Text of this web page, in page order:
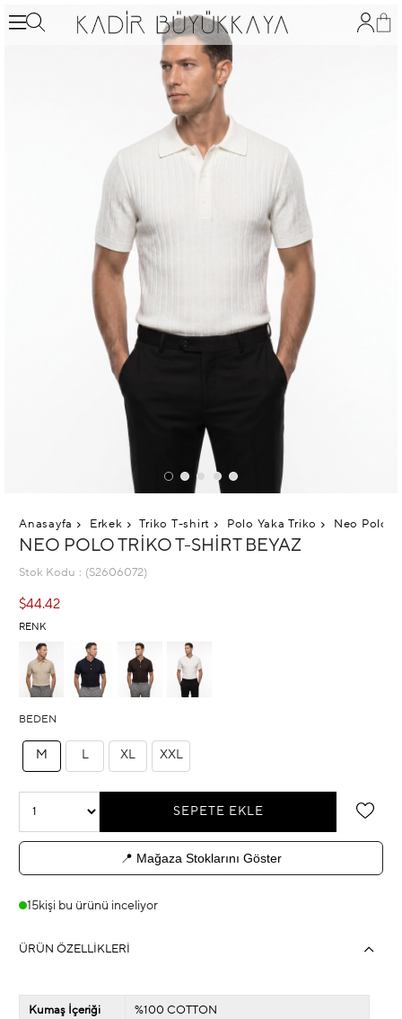
Anasayfa Erkek Triko T-shirt Polo Yaka Triko Neo Polo
NEO POLO TRIKO T-SHIRT BEYAZ
Stok Kodu (S2606072)
$44.42
RENK
BEDEN
M XL XXL
📍 Mağaza Stoklarını Göster
15kişi bu ürünü inceliyor
ÜRÜN ÖZELLIKLERI
Kumaş İçeriği %100 COTTON